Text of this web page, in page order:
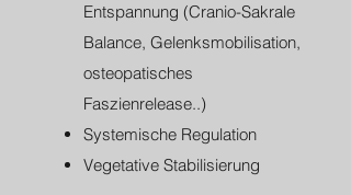
Entspannung (Cranio-Sakrale
Balance, Gelenksmobilisation,
osteopatisches
Faszienrelease..)
Systemische Regulation
Vegetative Stabilisierung